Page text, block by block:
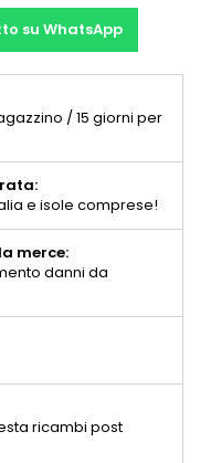
su WhatsApp
/ 15 giorni per
e isole comprese!
merce:
danni da
ricambi post